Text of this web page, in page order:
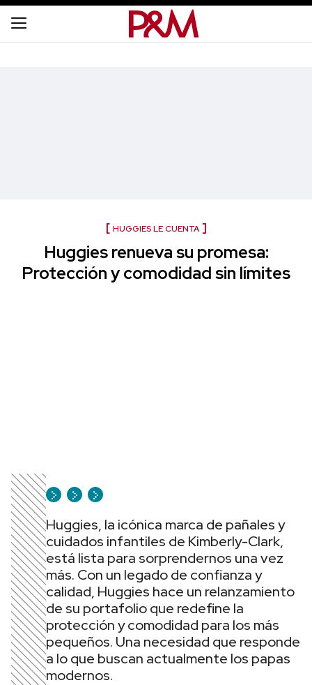
HUGGIES LE CUENTA
Huggies renueva su promesa:
Protección y comodidad sin límites
Huggies, la icónica marca de pañales y
cuidados infantiles de Kimberly-Clark,
está lista para sorprendernos una vez
más. Con un legado de confianza y
calidad, Huggies hace un relanzamiento
de su portafolio que redefine la
protección y comodidad para los más
pequeños. Una necesidad que responde
a lo que buscan actualmente los papas
modernos.